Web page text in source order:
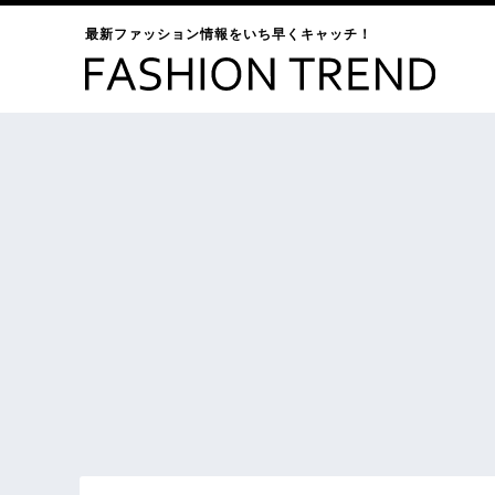
最新ファッション情報をいち早くキャッチ！